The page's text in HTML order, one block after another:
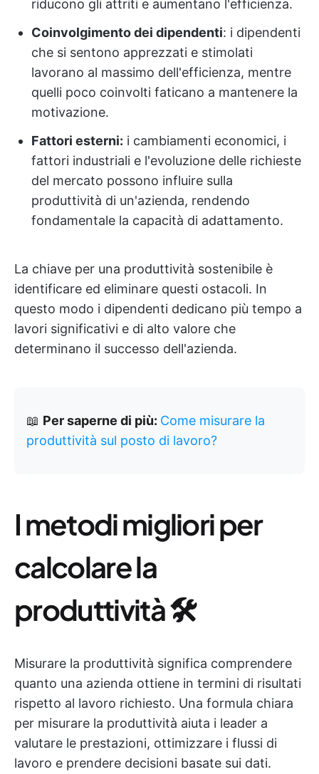
riducono gli attriti e aumentano l'efficienza.
Coinvolgimento dei dipendenti: i dipendenti
che si sentono apprezzati e stimolati
lavorano al massimo dell'efficienza, mentre
quelli poco coinvolti faticano a mantenere la
motivazione.
Fattori esterni: i cambiamenti economici, i
fattori industriali e l'evoluzione delle richieste
del mercato possono influire sulla
produttività di un'azienda, rendendo
fondamentale la capacità di adattamento.
La chiave per una produttività sostenibile è
identificare ed eliminare questi ostacoli. In
questo modo i dipendenti dedicano più tempo a
lavori significativi e di alto valore che
determinano il successo dell'azienda.
📖 Per saperne di più: Come misurare la
produttività sul posto di lavoro?
I metodi migliori per
calcolare la
produttività 🛠
Misurare la produttività significa comprendere
quanto una azienda ottiene in termini di risultati
rispetto al lavoro richiesto. Una formula chiara
per misurare la produttività aiuta i leader a
valutare le prestazioni, ottimizzare i flussi di
lavoro e prendere decisioni basate sui dati.